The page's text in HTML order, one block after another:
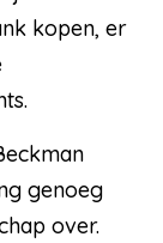
kopen, er
genoeg
over.